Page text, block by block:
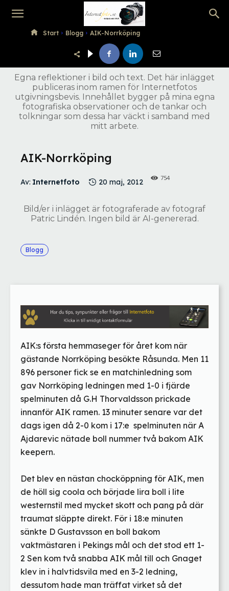
Internetfoto
Start Blogg AIK-Norrköping
Egna reflektioner i bild och text. Det här inlägget
publiceras inom ramen för Internetfotos
utgivningsbevis. Innehållet bygger på mina egna
fotografiska observationer och de tankar och
tolkningar som dessa har väckt i samband med
mitt arbete.
AIK-Norrköping
Av: Internetfoto 20 maj, 2012 754
Bild/er i inlägget är fotograferade av fotograf
Patric Lindén. Ingen bild är AI-genererad.
Blogg
AIK:s första hemmaseger för året kom när
gästande Norrköping besökte Råsunda. Men 11
896 personer fick se en matchinledning som
gav Norrköping ledningen med 1-0 i fjärde
spelminuten då G.H Thorvaldsson prickade
innanför AIK ramen. 13 minuter senare var det
dags igen då 2-0 kom i 17:e spelminuten när A
Ajdarevic nätade boll nummer två bakom AIK
keepern.
Det blev en nästan chocköppning för AIK, men
de höll sig coola och började lira boll i lite
westernstil med mycket skott och pang på där
traumat släppte direkt. För i 18:e minuten
sänkte D Gustavsson en boll bakom
vaktmästaren i Pekings mål och det stod ett 1-
2 Sen kom två snabba AIK mål till och Gnaget
klev in i halvtidsvila med en 3-2 ledning,
dessutom hade man träffat virket så det